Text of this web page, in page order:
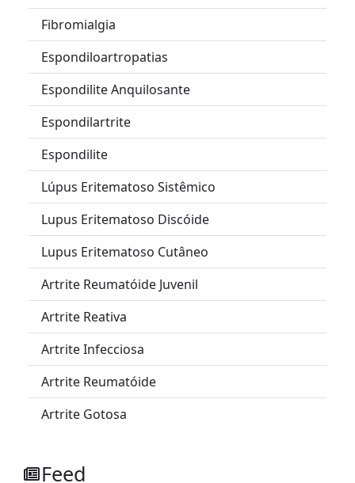
Fibromialgia
Espondiloartropatias
Espondilite Anquilosante
Espondilartrite
Espondilite
Lúpus Eritematoso Sistêmico
Lupus Eritematoso Discóide
Lupus Eritematoso Cutâneo
Artrite Reumatóide Juvenil
Artrite Reativa
Artrite Infecciosa
Artrite Reumatóide
Artrite Gotosa
Feed